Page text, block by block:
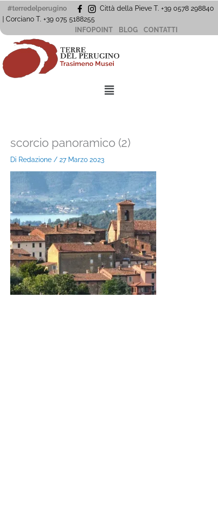
Vai
al
#terredelperugino
Città della Pieve T. +39 0578 298840
| Corciano T. +39 075 5188255
INFOPOINT
BLOG CONTATTI
Menu
scorcio panoramico (2)
Di Redazione/27 Marzo 2023